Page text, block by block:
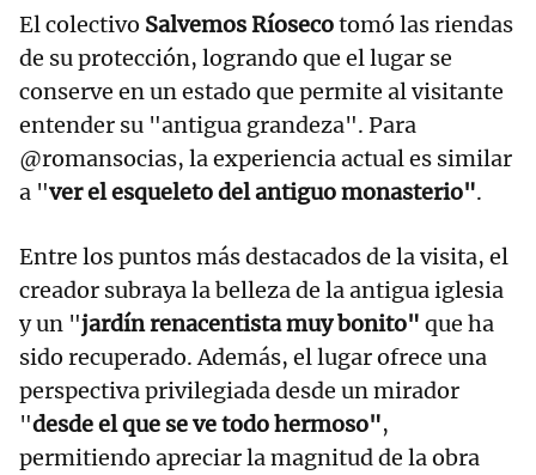
El colectivo Salvemos Ríosecotomó las riendas
de su protección, logrando que el lugar se
conserve en un estado que permite al visitante
entender su "antigua grandeza". Para
@romansocias, la experiencia actual es similar
a "ver el esqueleto del antiguo monasterio".
Entre los puntos más destacados de la visita, el
creador subraya la belleza de la antigua iglesia
y un "jardín renacentista muy bonito" que ha
sido recuperado. Además, el lugar ofrece una
perspectiva privilegiada desde un mirador
"desde el que se ve todo hermoso",
permitiendo apreciar la magnitud de la obra